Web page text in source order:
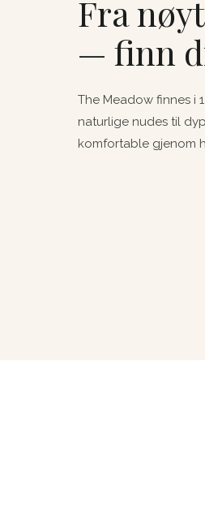
Fra
— finn
The Meadow finnes i
naturlige nudes til
komfortable gjenom